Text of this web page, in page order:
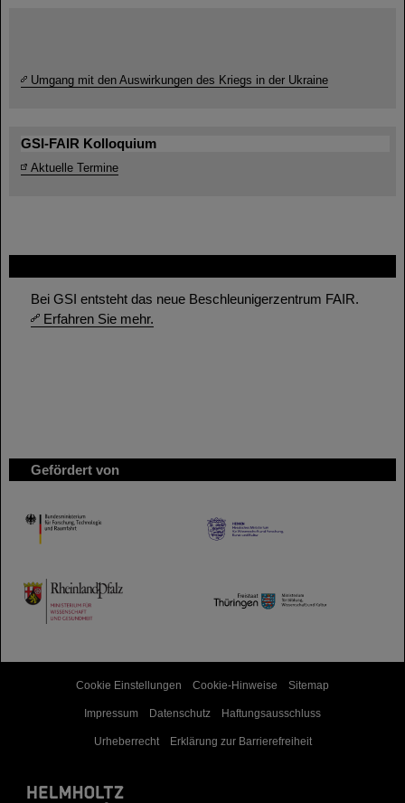
Bei GSI entsteht das neue Beschleunigerzentrum FAIR.
Erfahren Sie mehr.
Gefördert von
HMWK
TMWWDG
Umgang mit den Auswirkungen des Kriegs in der Ukraine
GSI-FAIR Kolloquium
Aktuelle Termine
Cookie Einstellungen Cookie-Hinweise Sitemap
Impressum Datenschutz Haftungsausschluss
Urheberrecht Erklärung zur Barrierefreiheit